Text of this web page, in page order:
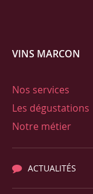
VINS MARCON
Nos services
Les dégustations
Notre métier
ACTUALITÉS